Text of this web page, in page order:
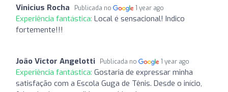
Vinicius Rocha Publicada no 1 year ago
Experiência fantástica: Local é sensacional! Indico
fortemente!!!
João Victor Angelotti Publicada no 1 year ago
Experiência fantástica: Gostaria de expressar minha
satisfação com a Escola Guga de Tênis. Desde o início,